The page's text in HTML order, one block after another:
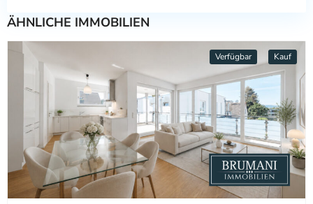
ÄHNLICHE IMMOBILIEN
Verfügbar Kauf